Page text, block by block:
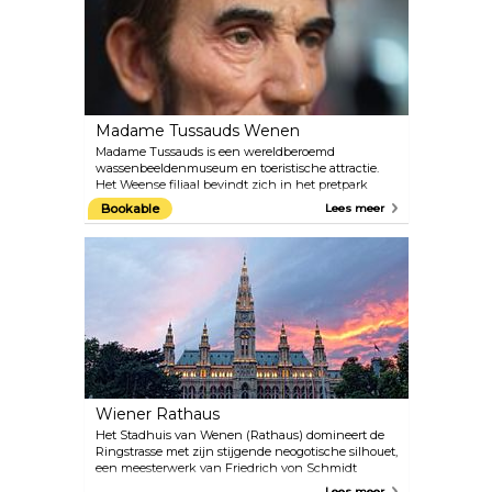
en het voedingsschema te bekijken.
Madame Tussauds Wenen
Madame Tussauds is een wereldberoemd
wassenbeeldenmuseum en toeristische attractie.
Het Weense filiaal bevindt zich in het pretpark
Wiener Prater. Bekijk de grootste beroemdheden
van vroeger en nu van dichtbij. Maak een selfie met
filmsterren zoals Angelina Jolie, Daniel Craig en
Robert Pattinson; ontmoet oude Hollywood-idolen
zoals Marilyn Monroe en Audrey Hepburn; poseer
voor de camera met royals, componisten en politici
uit Oostenrijk en de rest van de wereld.
Bookable Lees meer
Wiener Rathaus
Het Stadhuis van Wenen (Rathaus) domineert de
Ringstrasse met zijn stijgende neogotische silhouet,
een meesterwerk van Friedrich von Schmidt
voltooid in 1883. De 102 meter hoge centrale spits,